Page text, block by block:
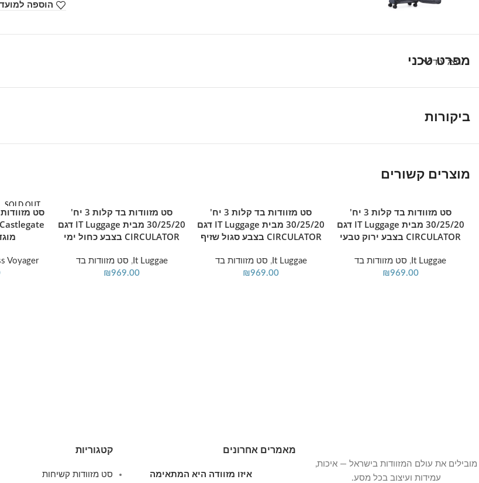
הוספה
מפרט טכני
הצג עוד
ביקורות
מוצרים קשורים
הוספה לסל
סט מזוודות בד קלות 3 יח'
30/25/20 מבית IT Luggage דגם
CIRCULATOR בצבע ירוק טבעי
It Luggae
, סט מזוודות בד
₪969.00
הוספה לסל
סט מזוודות בד קלות 3 יח'
30/25/20 מבית IT Luggage דגם
CIRCULATOR בצבע סגול שזיף
It Luggae
, סט מזוודות בד
₪969.00
הוספה לסל
סט מזוודות בד קלות 3 יח'
30/25/20 מבית IT Luggage דגם
CIRCULATOR בצבע כחול ימי
It Luggae
, סט מזוודות בד
₪969.00
SOLD OUT
מידע נוסף
Voyager
מובילים את עולם המזוודות בישראל — איכות,
עמידות ועיצוב בכל מסע.
מאמרים אחרונים
איזו מזוודה היא המתאימה
קטגוריות
סט מזוודות קשיחות